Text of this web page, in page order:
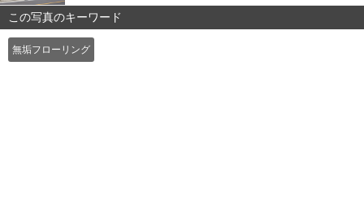
この写真のキーワード
無垢フローリング